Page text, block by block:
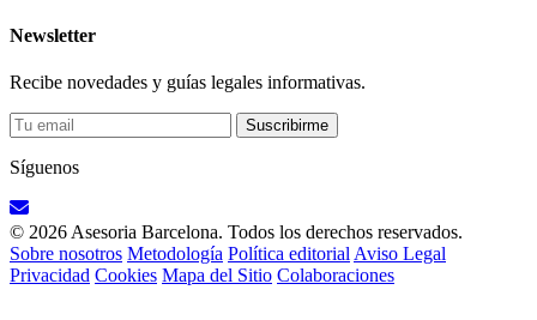
Newsletter
Recibe novedades y guías legales informativas.
Suscribirme
Síguenos
© 2026 Asesoria Barcelona. Todos los derechos reservados.
Sobre nosotros Metodología Política editorial Aviso Legal
Privacidad Cookies Mapa del Sitio Colaboraciones